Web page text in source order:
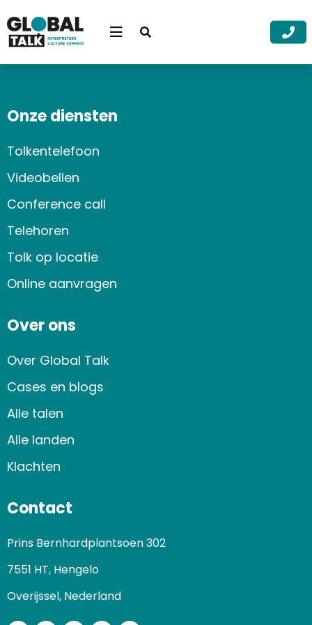
Open
Onze diensten
Tolkentelefoon
Videobellen
Conference call
Telehoren
Tolk op locatie
Online aanvragen
Over ons
Over Global Talk
Cases en blogs
Alle talen
Alle landen
Klachten
Contact
Prins Bernhardplantsoen 302
7551 HT, Hengelo
Overijssel, Nederland